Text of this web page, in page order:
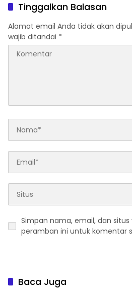
Tinggalkan Balasan
Alamat email Anda tidak akan
wajib ditandai *
Simpan nama, email, dan situs
peramban ini untuk komentar
Baca Juga